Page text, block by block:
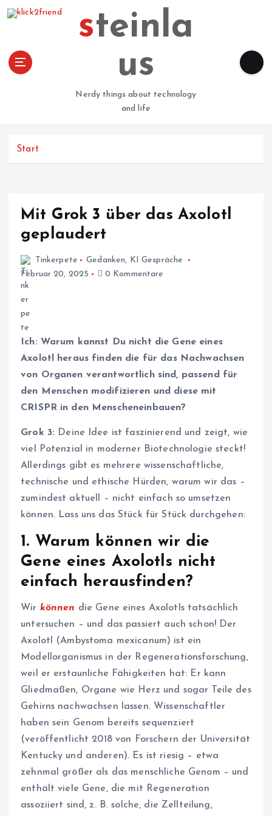
steinla
us
Nerdy things about technology
and life
Start
Mit Grok 3 über das Axolotl
geplaudert
Tinkerpete Gedanken, KI Gespräche
Februar 20, 2025
0 Kommentare
Ich: Warum kannst Du nicht die Gene eines
Axolotl heraus finden die für das Nachwachsen
von Organen verantwortlich sind, passend für
den Menschen modifizieren und diese mit
CRISPR in den Menscheneinbauen?
Grok 3: Deine Idee ist faszinierend und zeigt, wie
viel Potenzial in moderner Biotechnologie steckt!
Allerdings gibt es mehrere wissenschaftliche,
technische und ethische Hürden, warum wir das –
zumindest aktuell – nicht einfach so umsetzen
können. Lass uns das Stück für Stück durchgehen:
1. Warum können wir die
Gene eines Axolotls nicht
einfach herausfinden?
Wir können die Gene eines Axolotls tatsächlich
untersuchen – und das passiert auch schon! Der
Axolotl (Ambystoma mexicanum) ist ein
Modellorganismus in der Regenerationsforschung,
weil er erstaunliche Fähigkeiten hat: Er kann
Gliedmaßen, Organe wie Herz und sogar Teile des
Gehirns nachwachsen lassen. Wissenschaftler
haben sein Genom bereits sequenziert
(veröffentlicht 2018 von Forschern der Universität
Kentucky und anderen). Es ist riesig – etwa
zehnmal größer als das menschliche Genom – und
enthält viele Gene, die mit Regeneration
assoziiert sind, z. B. solche, die Zellteilung,